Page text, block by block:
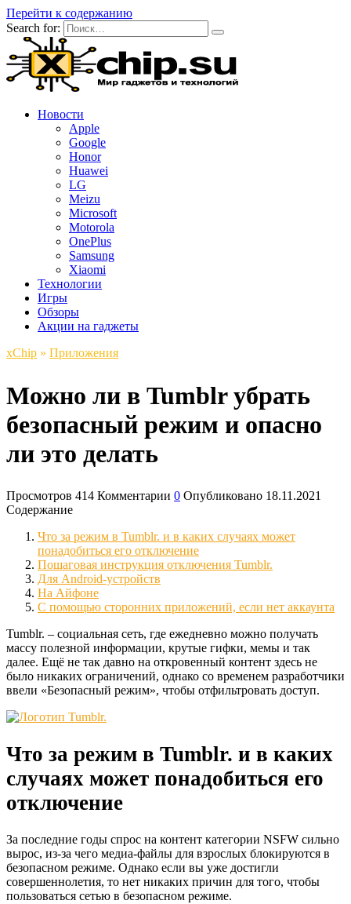
Перейти к содержанию
Search for:
Новости
Apple
Google
Honor
Huawei
LG
Meizu
Microsoft
Motorola
OnePlus
Samsung
Xiaomi
Технологии
Игры
Обзоры
Акции на гаджеты
xСhip » Приложения
Можно ли в Tumblr убрать
безопасный режим и опасно
ли это делать
Просмотров 414 Комментарии 0 Опубликовано 18.11.2021
Содержание
Что за режим в Tumblr. и в каких случаях может
понадобиться его отключение
Пошаговая инструкция отключения Tumblr.
Для Android-устройств
На Айфоне
С помощью сторонних приложений, если нет аккаунта
Tumblr. – социальная сеть, где ежедневно можно получать
массу полезной информации, крутые гифки, мемы и так
далее. Ещё не так давно на откровенный контент здесь не
было никаких ограничений, однако со временем разработчики
ввели «Безопасный режим», чтобы отфильтровать доступ.
Что за режим в Tumblr. и в каких
случаях может понадобиться его
отключение
За последние годы спрос на контент категории NSFW сильно
вырос, из-за чего медиа-файлы для взрослых блокируются в
безопасном режиме. Однако если вы уже достигли
совершеннолетия, то нет никаких причин для того, чтобы
пользоваться сетью в безопасном режиме.